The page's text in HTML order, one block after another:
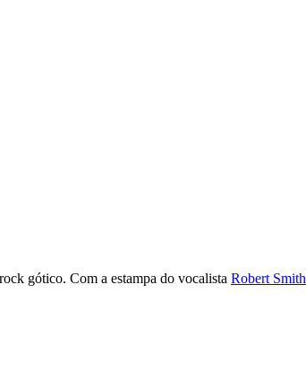
gótico. Com a estampa do vocalista Robert Smith